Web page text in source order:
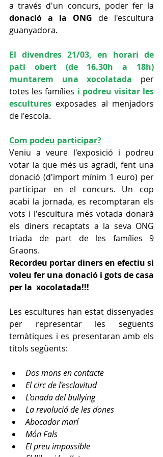
donació a la ONG de l'escultura
guanyadora.
El divendres 21/03, en horari de
pati obert (de 16.30h a 18h)
muntarem una xocolatada per
totes les famílies i podreu visitar les
escultures exposades al menjadors
de l'escola.
Com podeu participar?
Veniu a veure l'exposició i podreu
votar la que més us agradi, fent una
donació (d'import mínim 1 euro) per
participar en el concurs. Un cop
acabi la jornada, es recomptaran els
vots i l'escultura més votada donarà
els diners recaptats a la seva ONG
triada de part de les famílies 9
Graons.
Recordeu portar diners en efectiu si
voleu fer una donació i gots de casa
per la  xocolatada!!!
Les escultures han estat dissenyades
per representar les següents
temàtiques i es presentaran amb els
títols següents:
Dos mons en contacte
El circ de l'esclavitud
L'onada del bullying
La revolució de les dones
Abocador marí
Món Fals
El preu impossible